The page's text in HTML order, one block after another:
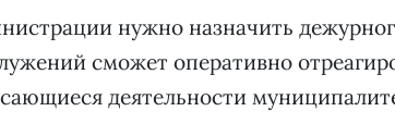
нужно назначить
сможет оперативно
деятельности